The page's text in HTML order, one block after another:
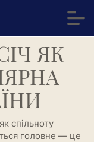
ЯК
спільноту
головне — це